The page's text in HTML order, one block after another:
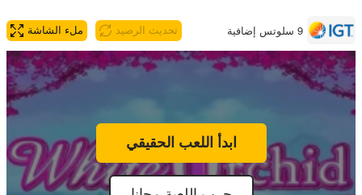
9 سلوتس إضافية تحديث الرصيد ملء الشاشة
ابدأ اللعب الحقيقي